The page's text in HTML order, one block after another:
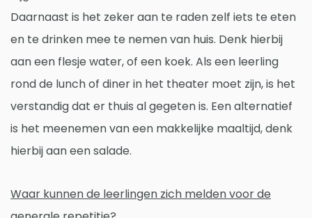
Daarnaast is het zeker aan te raden zelf iets te eten
en te drinken mee te nemen van huis. Denk hierbij
aan een flesje water, of een koek. Als een leerling
rond de lunch of diner in het theater moet zijn, is het
verstandig dat er thuis al gegeten is. Een alternatief
is het meenemen van een makkelijke maaltijd, denk
hierbij aan een salade.
Waar kunnen de leerlingen zich melden voor de